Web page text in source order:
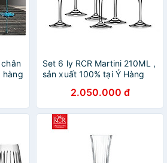
hàng
Set 6 ly RCR Martini 210ML ,
sản xuất 100% tại Ý Hàng
2.050.000 đ